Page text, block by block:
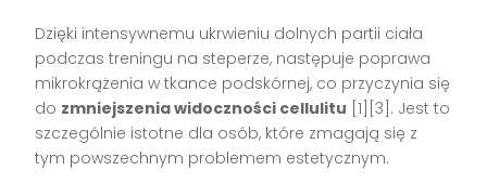
Dzięki intensywnemu ukrwieniu dolnych partii ciała
podczas treningu na steperze, następuje poprawa
mikrokrążenia w tkance podskórnej, co przyczynia się
do zmniejszenia widoczności cellulitu [1][3]. Jest to
szczególnie istotne dla osób, które zmagają się z
tym powszechnym problemem estetycznym.